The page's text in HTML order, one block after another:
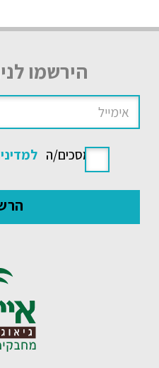
הירשמו
אני מסכים/ה